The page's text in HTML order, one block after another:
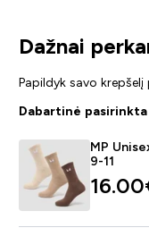
Dažnai
Papildyk savo
Dabartinė
MP
9-11